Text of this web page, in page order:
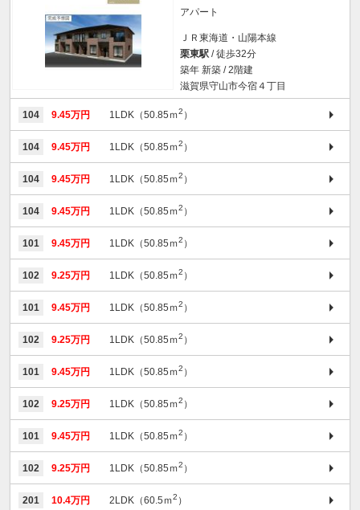
アパート
ＪＲ東海道・山陽本線
栗東駅 / 徒歩32分
築年 新築 / 2階建
滋賀県守山市今宿４丁目
104 9.45万円 1LDK（50.85ｍ2 ）
104 9.45万円 1LDK（50.85ｍ2 ）
104 9.45万円 1LDK（50.85ｍ2 ）
104 9.45万円 1LDK（50.85ｍ2 ）
101 9.45万円 1LDK（50.85ｍ2 ）
102 9.25万円 1LDK（50.85ｍ2 ）
101 9.45万円 1LDK（50.85ｍ2 ）
102 9.25万円 1LDK（50.85ｍ2 ）
101 9.45万円 1LDK（50.85ｍ2 ）
102 9.25万円 1LDK（50.85ｍ2 ）
101 9.45万円 1LDK（50.85ｍ2 ）
102 9.25万円 1LDK（50.85ｍ2 ）
201 10.4万円 2LDK（60.5ｍ2 ）